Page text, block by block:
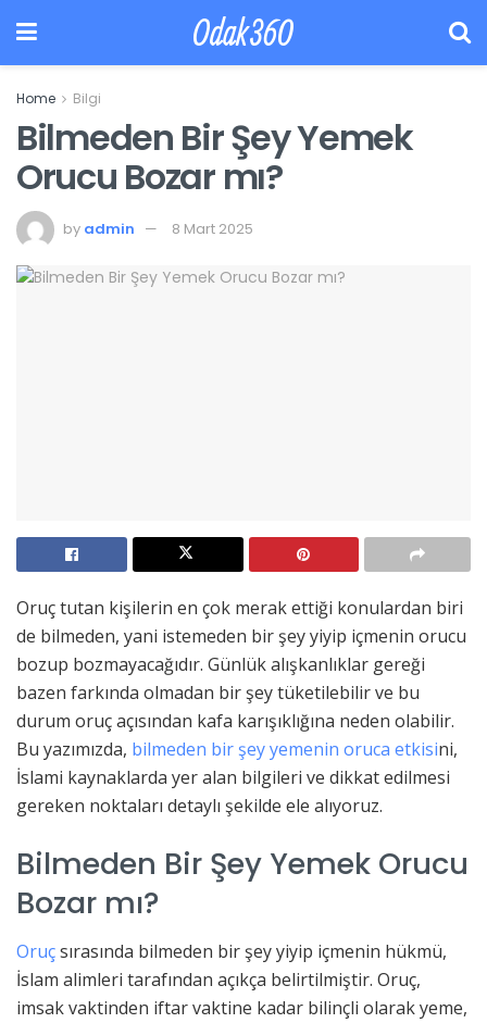
Odak360
Home Bilgi
Bilmeden Bir Şey Yemek
Orucu Bozar mı?
by admin 8 Mart 2025
Oruç tutan kişilerin en çok merak ettiği konulardan biri
de bilmeden, yani istemeden bir şey yiyip içmenin orucu
bozup bozmayacağıdır. Günlük alışkanlıklar gereği
bazen farkında olmadan bir şey tüketilebilir ve bu
durum oruç açısından kafa karışıklığına neden olabilir.
Bu yazımızda, bilmeden bir şey yemenin oruca etkisini,
İslami kaynaklarda yer alan bilgileri ve dikkat edilmesi
gereken noktaları detaylı şekilde ele alıyoruz.
Bilmeden Bir Şey Yemek Orucu
Bozar mı?
Oruçsırasında bilmeden bir şey yiyip içmenin hükmü,
İslam alimleri tarafından açıkça belirtilmiştir. Oruç,
imsak vaktinden iftar vaktine kadar bilinçli olarak yeme,